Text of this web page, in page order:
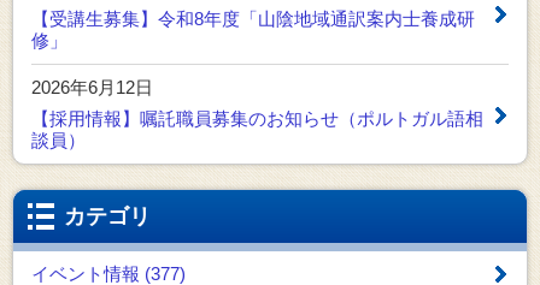
【受講生募集】令和8年度「山陰地域通訳案内士養成研
修」
2026年6月12日
【採用情報】嘱託職員募集のお知らせ（ポルトガル語相
談員）
カテゴリ
イベント情報 (377)